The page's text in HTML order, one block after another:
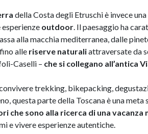
della Costa degli Etruschi è invece
esperienze outdoor. Il paesaggio ha
alla macchia mediterranea, dalle
alle riserve naturaliattraversate da
Caselli – che si collegano all’antica
trekking, bikepacking,
questa parte della Toscana è una
che sono alla ricerca di una vacanza
e vivere esperienze autentiche.